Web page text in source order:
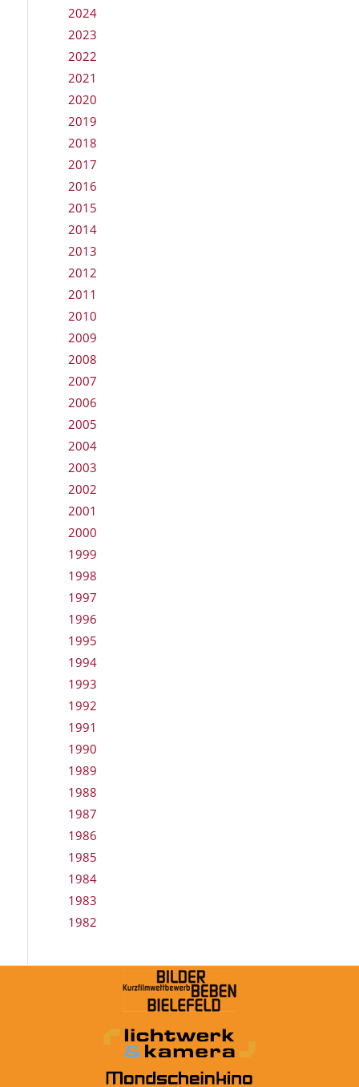
2024
2023
2022
2021
2020
2019
2018
2017
2016
2015
2014
2013
2012
2011
2010
2009
2008
2007
2006
2005
2004
2003
2002
2001
2000
1999
1998
1997
1996
1995
1994
1993
1992
1991
1990
1989
1988
1987
1986
1985
1984
1983
1982